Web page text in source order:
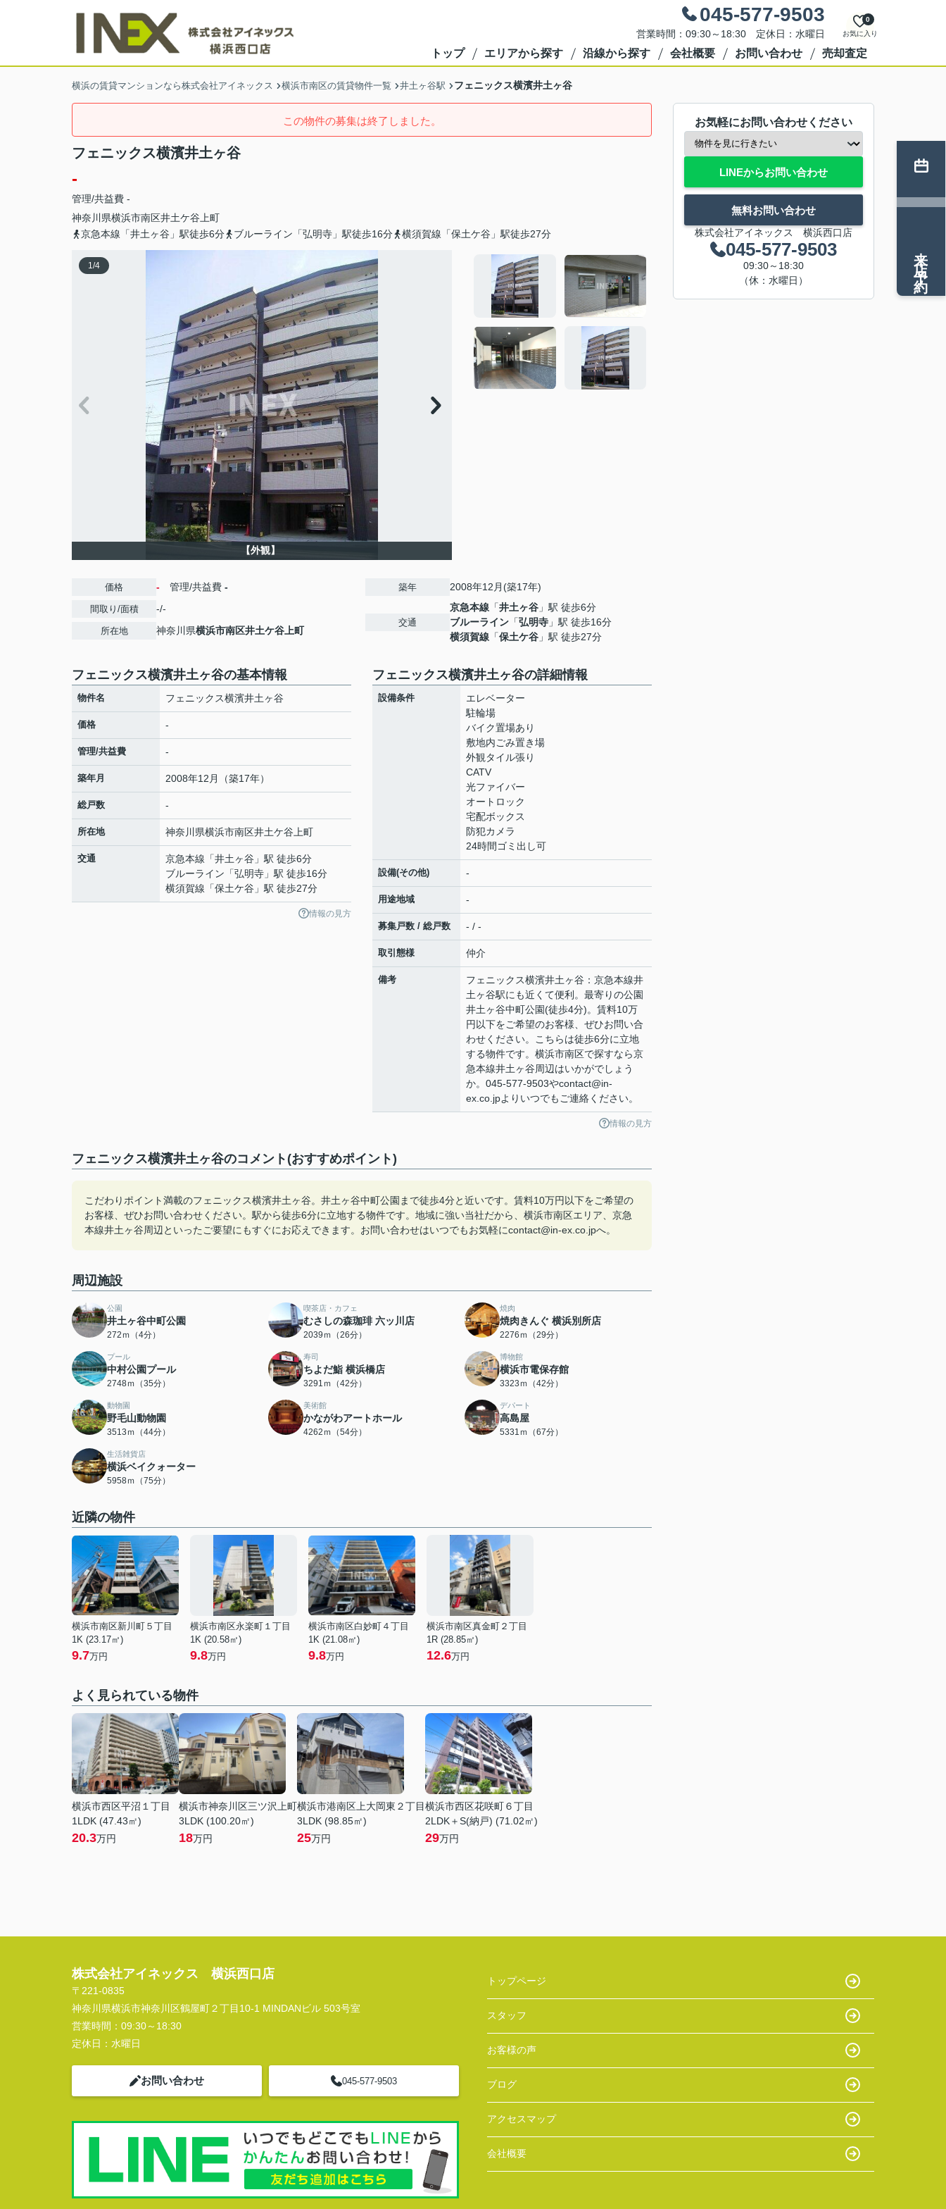
045-577-9503
営業時間：09:30～18:30 定休日：水曜日 お気に入り
0
トップ エリアから探す 沿線から探す 会社概要 お問い合わせ 売却査定
横浜の賃貸マンションなら株式会社アイネックス 横浜市南区の賃貸物件一覧 井土ヶ谷駅 フェニックス横濱井土ヶ谷
この物件の募集は終了しました。
フェニックス横濱井土ヶ谷
-
管理/共益費 -
神奈川県横浜市南区井土ケ谷上町
京急本線「井土ヶ谷」駅徒歩6分
ブルーライン「弘明寺」駅徒歩16分 横須賀線「保土ケ谷」駅徒歩27分
1/4
【外観】
価格 - 管理/共益費 -
間取り/面積 -/-
所在地 神奈川県横浜市南区井土ケ谷上町
築年 2008年12月(築17年)
交通
京急本線 「井土ヶ谷 」駅 徒歩6分
ブルーライン 「弘明寺 」駅 徒歩16分
横須賀線 「保土ケ谷 」駅 徒歩27分
フェニックス横濱井土ヶ谷の基本情報
物件名 フェニックス横濱井土ヶ谷
価格 -
管理/共益費 -
築年月 2008年12月（築17年）
総戸数 -
所在地 神奈川県横浜市南区井土ケ谷上町
交通 京急本線 「井土ヶ谷 」駅 徒歩6分
ブルーライン 「弘明寺 」駅 徒歩16分
横須賀線 「保土ケ谷 」駅 徒歩27分
情報の見方
フェニックス横濱井土ヶ谷の詳細情報
設備条件
エレベーター
駐輪場
バイク置場あり
敷地内ごみ置き場
外観タイル張り
CATV
光ファイバー
オートロック
宅配ボックス
防犯カメラ
24時間ゴミ出し可
設備(その他) -
用途地域 -
募集戸数 / 総戸数 - / -
取引態様 仲介
備考
フェニックス横濱井土ヶ谷：京急本線井
土ヶ谷駅にも近くて便利。最寄りの公園
井土ヶ谷中町公園(徒歩4分)。賃料10万
円以下をご希望のお客様、ぜひお問い合
わせください。こちらは徒歩6分に立地
する物件です。横浜市南区で探すなら京
急本線井土ヶ谷周辺はいかがでしょう
か。045-577-9503やcontact@in-
ex.co.jpよりいつでもご連絡ください。
情報の見方
フェニックス横濱井土ヶ谷のコメント(おすすめポイント)
こだわりポイント満載のフェニックス横濱井土ヶ谷。井土ヶ谷中町公園まで徒歩4分と近いです。賃料10万円以下をご希望の
お客様、ぜひお問い合わせください。駅から徒歩6分に立地する物件です。地域に強い当社だから、横浜市南区エリア、京急
本線井土ヶ谷周辺といったご要望にもすぐにお応えできます。お問い合わせはいつでもお気軽にcontact@in-ex.co.jpへ。
周辺施設
公園
井土ヶ谷中町公園
272ｍ（4分）
喫茶店・カフェ
むさしの森珈琲 六ッ川店
2039ｍ（26分）
焼肉
焼肉きんぐ 横浜別所店
2276ｍ（29分）
プール
中村公園プール
2748ｍ（35分）
寿司
ちよだ鮨 横浜橋店
3291ｍ（42分）
博物館
横浜市電保存館
3323ｍ（42分）
動物園
野毛山動物園
3513ｍ（44分）
美術館
かながわアートホール
4262ｍ（54分）
デパート
高島屋
5331ｍ（67分）
生活雑貨店
横浜ベイクォーター
5958ｍ（75分）
近隣の物件
横浜市南区新川町５丁目
1K (23.17㎡)
9.7万円
横浜市南区永楽町１丁目
1K (20.58㎡)
9.8万円
横浜市南区白妙町４丁目
1K (21.08㎡)
9.8万円
横浜市南区真金町２丁目
1R (28.85㎡)
12.6万円
よく見られている物件
横浜市西区平沼１丁目
1LDK (47.43㎡)
20.3万円
横浜市神奈川区三ツ沢上町
3LDK (100.20㎡)
18万円
横浜市港南区上大岡東２丁目
3LDK (98.85㎡)
25万円
横浜市西区花咲町６丁目
2LDK＋S(納戸) (71.02㎡)
29万円
お気軽にお問い合わせください
LINEからお問い合わせ
無料お問い合わせ
株式会社アイネックス 横浜西口店
045-577-9503
09:30～18:30
（休：水曜日）
来店予約
株式会社アイネックス 横浜西口店
〒221-0835
神奈川県横浜市神奈川区鶴屋町２丁目10-1 MINDANビル 503号室
営業時間： 09:30～18:30
定休日： 水曜日
お問い合わせ 045-577-9503
トップページ
スタッフ
お客様の声
ブログ
アクセスマップ
会社概要